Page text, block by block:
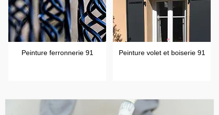
Peinture ferronnerie 91 Peinture volet et boiserie 91